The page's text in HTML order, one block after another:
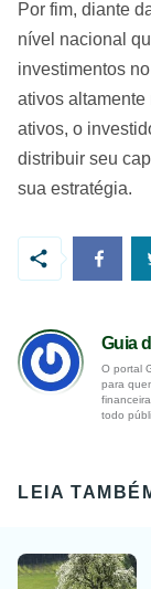
Por fim, diante
nível nacional
investimentos
ativos altamente
ativos, o
distribuir seu
sua estratégia.
Guia
O portal
para
todo
LEIA